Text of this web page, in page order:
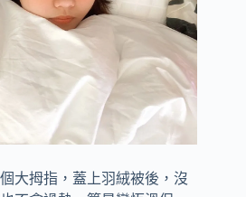
大拇指，蓋上羽絨被後，沒